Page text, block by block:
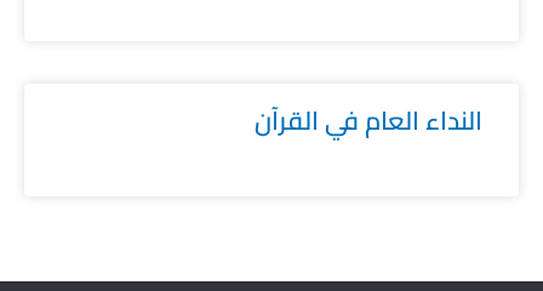
النداء العام في القرآن